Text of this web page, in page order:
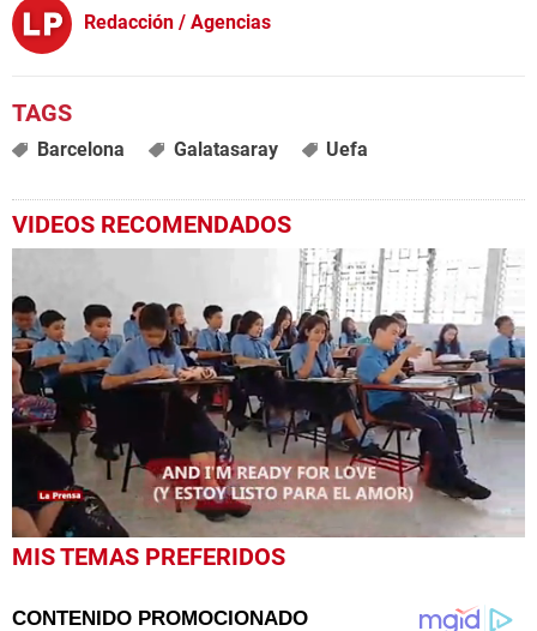
Redacción / Agencias
Barcelona Galatasaray Uefa
VIDEOS RECOMENDADOS
0
seconds
minutes,
MIS TEMAS PREFERIDOS